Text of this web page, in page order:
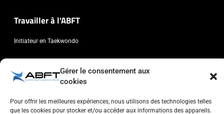
Gérer le consentement aux
cookies
Pour offrir les meilleures expériences, nous utilisons des technologies telles
que les cookies pour stocker et/ou accéder aux informations des appareils.
Travailler à l'ABFT
Initiateur en Taekwondo
Association Belge Francophone de Taekwondo
Chaussée de Wavre, 2057 - 1160 Auderghem
info@abft.be